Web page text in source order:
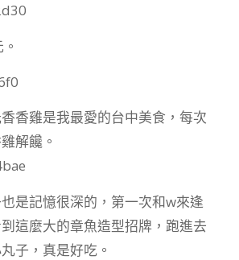
香雞是我最愛的台中美食，每次
雞解饞。
是記憶很深的，第一次和w來逢
這麼大的章魚造型招牌，跑進去
子，真是好吃。